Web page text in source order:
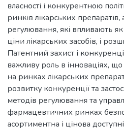
власності і конкурентною
ринків лікарських
регулювання, які впливають як
ціни лікарських засобів, і
Патентний захист і
важливу роль в інноваціях,
на ринках лікарських
розвитку конкуренції та
методів регулювання та
фармацевтичних ринках
асортиментна і цінова